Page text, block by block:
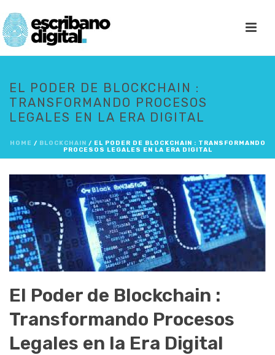
EL PODER DE BLOCKCHAIN :
TRANSFORMANDO PROCESOS
LEGALES EN LA ERA DIGITAL
HOME / BLOCKCHAIN / EL PODER DE BLOCKCHAIN : TRANSFORMANDO
PROCESOS LEGALES EN LA ERA DIGITAL
El Poder de Blockchain :
Transformando Procesos
Legales en la Era Digital